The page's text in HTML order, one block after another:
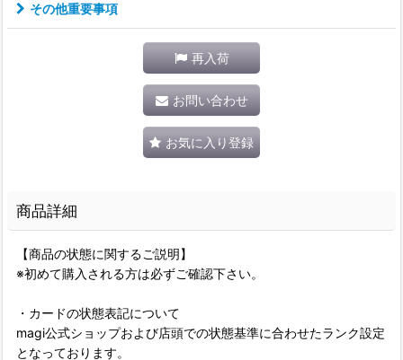
その他重要事項
再入荷
お問い合わせ
お気に入り登録
商品詳細
【商品の状態に関するご説明】
※初めて購入される方は必ずご確認下さい。
・カードの状態表記について
magi公式ショップおよび店頭での状態基準に合わせたランク設定
となっております。